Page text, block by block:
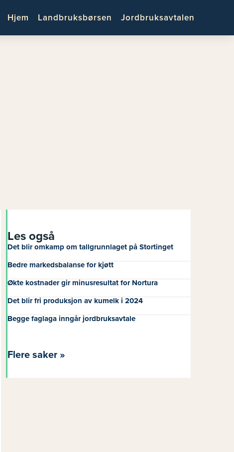
Hjem Landbruksbørsen Jordbruksavtalen
Les også
Det blir omkamp om tallgrunnlaget på Stortinget
Bedre markedsbalanse for kjøtt
Økte kostnader gir minusresultat for Nortura
Det blir fri produksjon av kumelk i 2024
Begge faglaga inngår jordbruksavtale
Flere saker »